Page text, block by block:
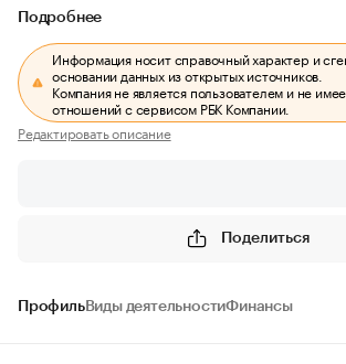
Подробнее
Информация носит справочный характер и
основании данных из открытых источников.
Компания не является пользователем и не
отношений с сервисом РБК Компании.
Редактировать описание
Поделиться
ПрофильВиды деятельностиФинансы